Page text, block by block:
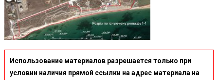
Использование материалов разрешается только при
условии наличия прямой ссылки на адрес материала на